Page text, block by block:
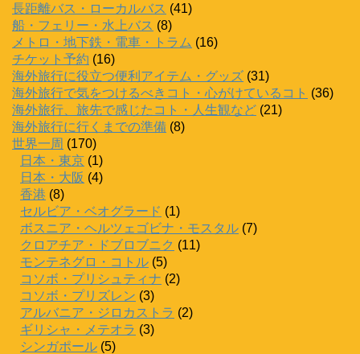
長距離バス・ローカルバス (41)
船・フェリー・水上バス (8)
メトロ・地下鉄・電車・トラム (16)
チケット予約 (16)
海外旅行に役立つ便利アイテム・グッズ (31)
海外旅行で気をつけるべきコト・心がけているコト (36)
海外旅行、旅先で感じたコト・人生観など (21)
海外旅行に行くまでの準備 (8)
世界一周 (170)
日本・東京 (1)
日本・大阪 (4)
香港 (8)
セルビア・ベオグラード (1)
ボスニア・ヘルツェゴビナ・モスタル (7)
クロアチア・ドブロブニク (11)
モンテネグロ・コトル (5)
コソボ・プリシュティナ (2)
コソボ・プリズレン (3)
アルバニア・ジロカストラ (2)
ギリシャ・メテオラ (3)
シンガポール (5)